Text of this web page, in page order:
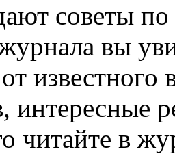
советы
вы
известного
интересные
читайте в